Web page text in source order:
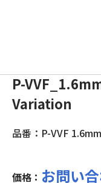
P-
Variation
品番：P-VVF
価格： お問い